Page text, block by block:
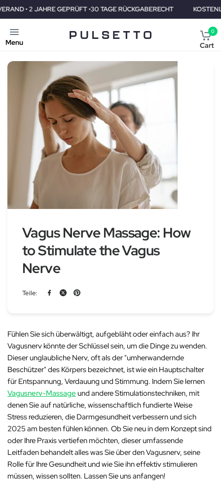
RÜCKGABERECHT KOSTENLOSER VERAND • 2 JAHRE
Menu
0
Cart
Vagus Nerve Massage: How
to Stimulate the Vagus
Nerve
Teile:
Fühlen Sie sich überwältigt, aufgebläht oder einfachaus? Ihr
Vagusnerv könnte der Schlüssel sein, um die Dinge zu wenden.
Dieser unglaubliche Nerv, oft als der "umherwandernde
Beschützer" des Körpers bezeichnet, ist wie ein Hauptschalter
für Entspannung, Verdauung und Stimmung. Indem Sie lernen
Vagusnerv-Massage und andere Stimulationstechniken, mit
denen Sie auf natürliche, wissenschaftlich fundierte Weise
Stress reduzieren, die Darmgesundheit verbessern und sich
2025 am besten fühlen können. Ob Sie neu in dem Konzept sind
oder Ihre Praxis vertiefen möchten,dieser umfassende
Leitfaden behandeltalleswas Sie über den Vagusnerv, seine
Rolle für Ihre Gesundheit und wie Sie ihn effektiv stimulieren
müssen, wissen sollten. Lassen Sie uns anfangen!